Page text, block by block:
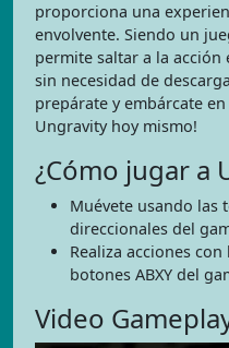
proporciona una
envolvente. Siendo un
permite saltar a la
sin necesidad de
prepárate y embárcate
Ungravity hoy mismo!
¿Cómo jugar a
Muévete usando las
direccionales del
Realiza acciones
botones ABXY del
Video